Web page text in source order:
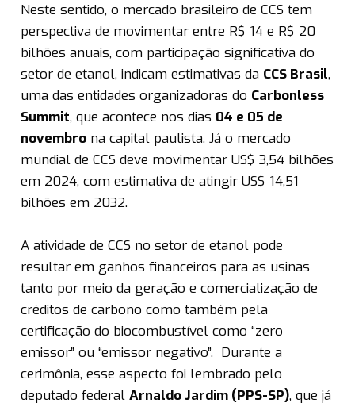
Neste sentido, o mercado brasileiro de CCS tem
perspectiva de movimentar entre R$ 14 e R$ 20
bilhões anuais, com participação significativa do
setor de etanol, indicam estimativas da CCS Brasil,
uma das entidades organizadoras do Carbonless
Summit, que acontece nos dias 04 e 05 de
novembro na capital paulista. Já o mercado
mundial de CCS deve movimentar US$ 3,54 bilhões
em 2024, com estimativa de atingir US$ 14,51
bilhões em 2032.
A atividade de CCS no setor de etanol pode
resultar em ganhos financeiros para as usinas
tanto por meio da geração e comercialização de
créditos de carbono como também pela
certificação do biocombustível como “zero
emissor” ou “emissor negativo”. Durante a
cerimônia, esse aspecto foi lembrado pelo
deputado federal Arnaldo Jardim (PPS-SP), que já